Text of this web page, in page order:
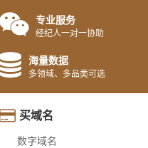
专业服务
经纪人一对一协助
海量数据
多领域、多品类可选
买域名
数字域名